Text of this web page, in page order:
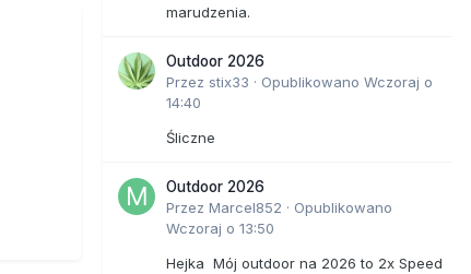
marudzenia.
Outdoor 2026
Przez stix33 · Opublikowano Wczoraj o
14:40
Śliczne
Outdoor 2026
Przez Marcel852 · Opublikowano
Wczoraj o 13:50
Hejka Mój outdoor na 2026 to 2x Speed